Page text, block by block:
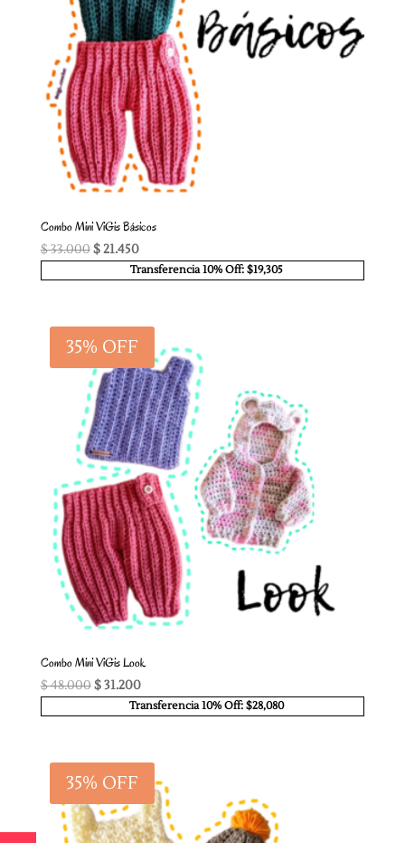
Combo Mini ViGis Básicos
$33.000El
$ 33.000.
$21.450El
precio
$ 21.450.
Transferencia 10% Off: $19,305
35% OFF
Combo Mini ViGis Look
$48.000El
precio
$ 48.000.
$31.200El
precio
$ 31.200.
Transferencia 10% Off: $28,080
35% OFF